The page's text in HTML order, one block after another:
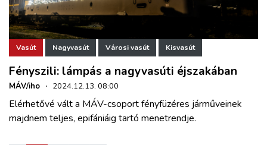
Vasút Nagyvasút Városi vasút Kisvasút
Fényszili: lámpás a nagyvasúti éjszakában
MÁV/iho · 2024.12.13. 08:00
Elérhetővé vált a MÁV-csoport fényfüzéres járműveinek
majdnem teljes, epifániáig tartó menetrendje.